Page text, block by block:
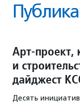
Арт-проект,
и
дайджест
Десять